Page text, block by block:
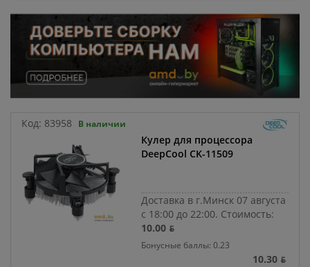
Код: 83958 В наличии
Кулер для процессора
DeepCool CK-11509
Доставка в г.Минск 07 августа
с 18:00 до 22:00. Стоимость:
10.00 ƃ
Бонусные баллы: 0.23
10.30 ƃ